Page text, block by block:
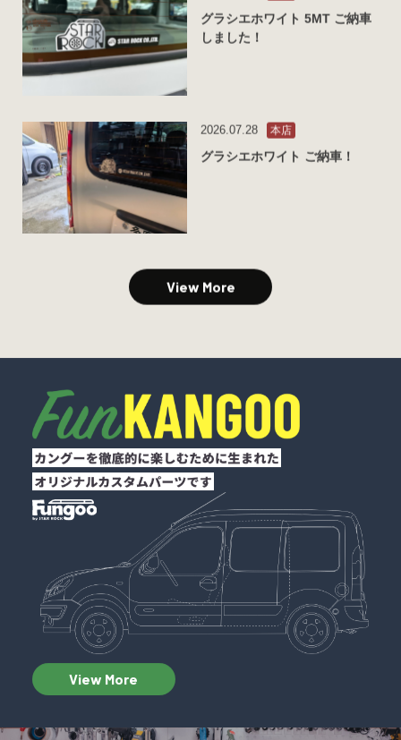
グラシエホワイト 5MT ご納車
しました！
2026.07.28 本店
グラシエホワイト ご納車！
View More
View More